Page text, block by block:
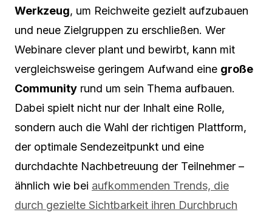
Werkzeug, um Reichweite gezielt aufzubauen
und neue Zielgruppen zu erschließen. Wer
Webinare clever plant und bewirbt, kann mit
vergleichsweise geringem Aufwand eine große
Community rund um sein Thema aufbauen.
Dabei spielt nicht nur der Inhalt eine Rolle,
sondern auch die Wahl der richtigen Plattform,
der optimale Sendezeitpunkt und eine
durchdachte Nachbetreuung der Teilnehmer –
ähnlich wie bei aufkommenden Trends, die
durch gezielte Sichtbarkeit ihren Durchbruch